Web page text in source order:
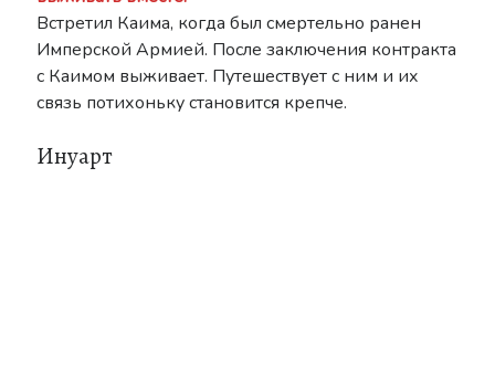
Встретил Каима, когда был смертельно ранен
Имперской Армией. После заключения контракта
с Каимом выживает. Путешествует с ним и их
связь потихоньку становится крепче.
Инуарт